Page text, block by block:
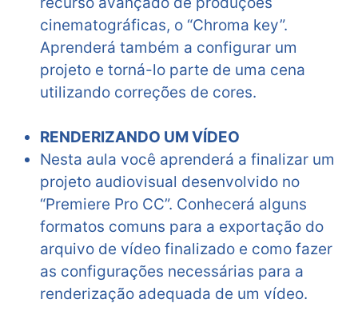
cinematográficas, o “Chroma key”.
Aprenderá também a configurar um
projeto e torná-lo parte de uma cena
utilizando correções de cores.
RENDERIZANDO UM VÍDEO
Nesta aula você aprenderá a finalizar um
projeto audiovisual desenvolvido no
“Premiere Pro CC”. Conhecerá alguns
formatos comuns para a exportação do
arquivo de vídeo finalizado e como fazer
as configurações necessárias para a
renderização adequada de um vídeo.